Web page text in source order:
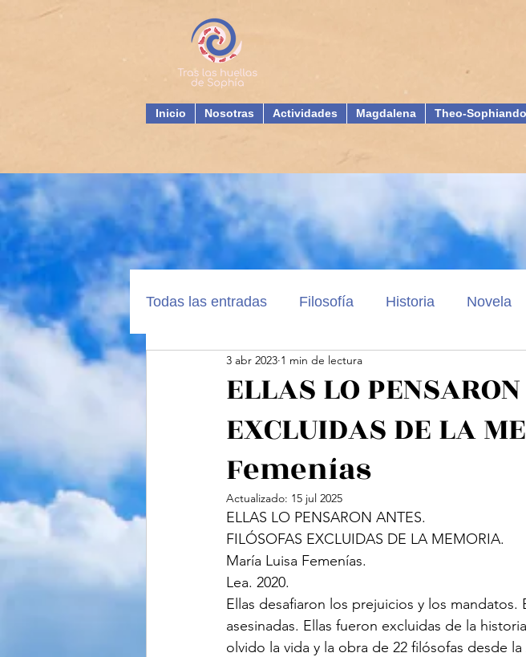
Inicio Nosotras Actividades Magdalena Theo-Sophiando
Todas las entradas Filosofía Historia Novela
Feminismo Teología Feminista
Ciencias Sociales Videos Arte Poesía
ELLAS LO
EXCLUIDAS DE LA
Femenías
3 abr 2023 1 min de lectura
Actualizado: 15 jul 2025
ELLAS LO PENSARON ANTES.
FILÓSOFAS EXCLUIDAS DE LA MEMORIA.
María Luisa Femenías.
Lea. 2020.
Ellas desafiaron los prejuicios y los
asesinadas. Ellas fueron excluidas de la
olvido la vida y la obra de 22 filósofas desde